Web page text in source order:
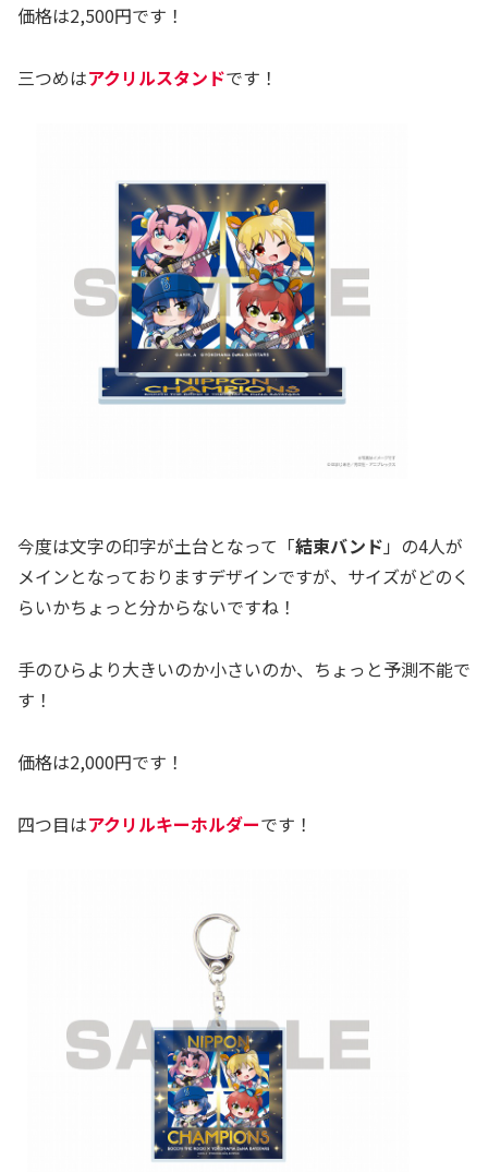
価格は2,500円です！
三つめはアクリルスタンドです！
今度は文字の印字が土台となって「結束バンド 」の4人が
メインとなっておりますデザインですが、サイズがどのく
らいかちょっと分からないですね！
手のひらより大きいのか小さいのか、ちょっと予測不能で
す！
価格は2,000円です！
四つ目はアクリルキーホルダーです！